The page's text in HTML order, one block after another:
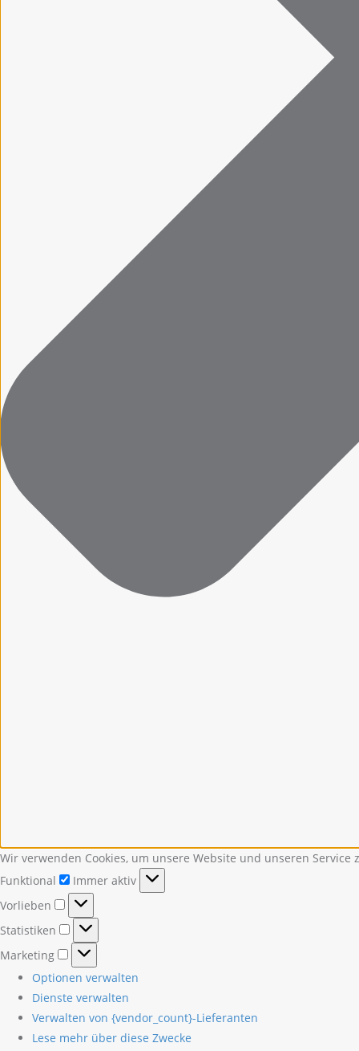
Wir verwenden Cookies, um unsere Website und unseren Service
Funktional
Funktional
Immer aktiv
Vorlieben
Vorlieben
Statistiken
Statistiken
Marketing
Marketing
Optionen verwalten
Dienste verwalten
Verwalten von {vendor_count}-Lieferanten
Lese mehr über diese Zwecke